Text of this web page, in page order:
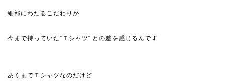
細部にわたるこだわりが
今まで持っていた”Ｔシャツ” との差を感じるんです
あくまでＴシャツなのだけど